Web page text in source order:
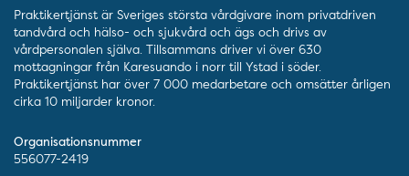
Praktikertjänst är Sveriges största vårdgivare inom privatdriven
tandvård och hälso- och sjukvård och ägs och drivs av
vårdpersonalen själva. Tillsammans driver vi över 630
mottagningar från Karesuando i norr till Ystad i söder.
Praktikertjänst har över 7 000 medarbetare och omsätter årligen
cirka 10 miljarder kronor.
Organisationsnummer
556077-2419